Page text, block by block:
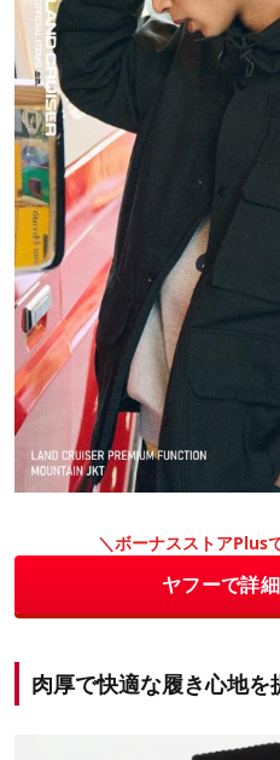
＼ボーナスストアPlus
ヤフーで詳
肉厚で快適な履き心地を